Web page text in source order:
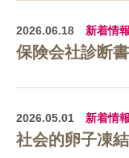
2026.06.18 新着情報
保険会社診断
2026.05.01 新着情報
社会的卵子凍